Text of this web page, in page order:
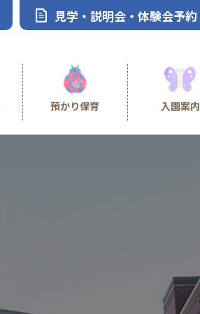
見学・説明会・体験会予約
預かり保育 入園案内